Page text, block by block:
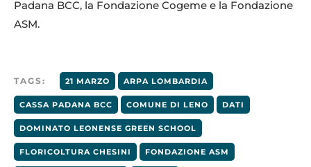
Padana BCC, la Fondazione Cogeme e la Fondazione
ASM.
TAGS: 21 MARZO ARPA LOMBARDIA
CASSA PADANA BCC COMUNE DI LENO DATI
DOMINATO LEONENSE GREEN SCHOOL
FLORICOLTURA CHESINI FONDAZIONE ASM